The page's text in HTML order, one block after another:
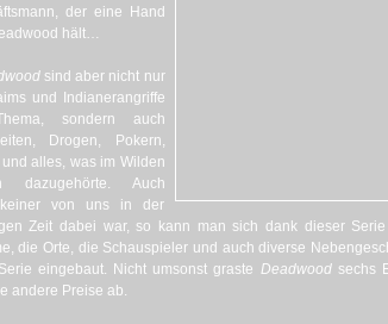
der eine Hand
hält…
sind aber nicht nur
und Indianerangriffe
sondern auch
Drogen, Pokern,
und alles, was im Wilden
dazugehörte. Auch
von uns in der
Zeit dabei war, so kann man sich dank dieser
die Orte, die Schauspieler und auch diverse
eingebaut. Nicht umsonst graste Deadwoodsechs
andere Preise ab.